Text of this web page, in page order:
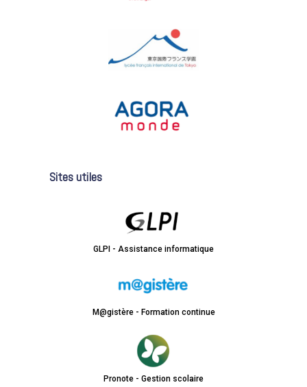
Sites utiles
GLPI - Assistance informatique
M@gistère - Formation continue
Pronote - Gestion scolaire